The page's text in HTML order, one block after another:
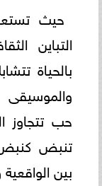
حيث
التباين
بالحياة
والموسيقى
حب تتجاوز
تنبض
بين الواقعية